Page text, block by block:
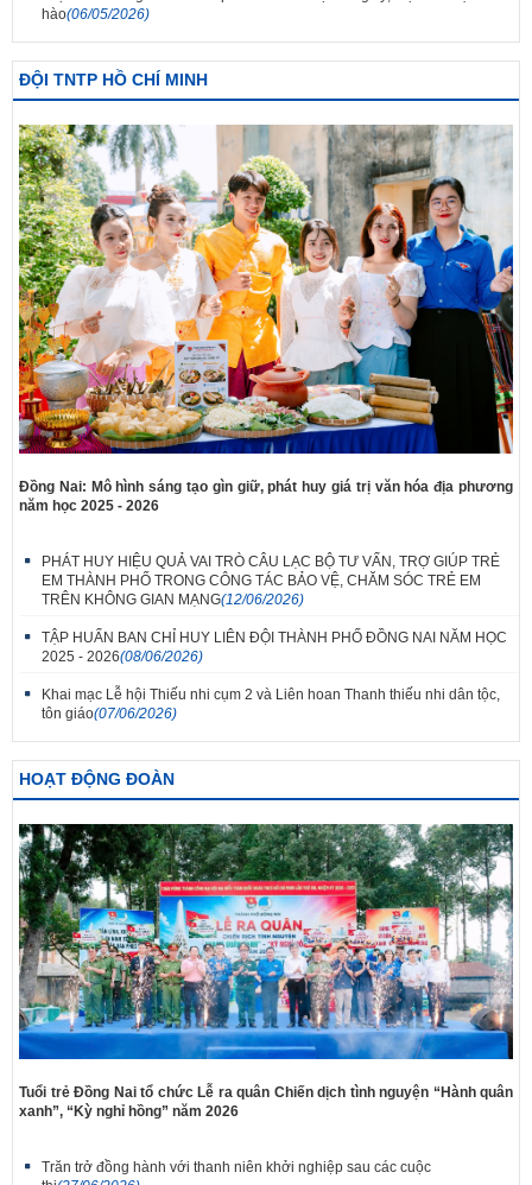
hào(06/05/2026)
ĐỘI TNTP HỒ CHÍ MINH
Đồng Nai: Mô hình sáng tạo gìn giữ, phát huy giá trị văn hóa địa phương
năm học 2025 - 2026
PHÁT HUY HIỆU QUẢ VAI TRÒ CÂU LẠC BỘ TƯ VẤN, TRỢ GIÚP TRẺ
EM THÀNH PHỐ TRONG CÔNG TÁC BẢO VỆ, CHĂM SÓC TRẺ EM
TRÊN KHÔNG GIAN MẠNG(12/06/2026)
TẬP HUẤN BAN CHỈ HUY LIÊN ĐỘI THÀNH PHỐ ĐỒNG NAI NĂM HỌC
2025 - 2026(08/06/2026)
Khai mạc Lễ hội Thiếu nhi cụm 2 và Liên hoan Thanh thiếu nhi dân tộc,
tôn giáo(07/06/2026)
HOẠT ĐỘNG ĐOÀN
Tuổi trẻ Đồng Nai tổ chức Lễ ra quân Chiến dịch tình nguyện “Hành quân
xanh”, “Kỳ nghỉ hồng” năm 2026
Trăn trở đồng hành với thanh niên khởi nghiệp sau các cuộc